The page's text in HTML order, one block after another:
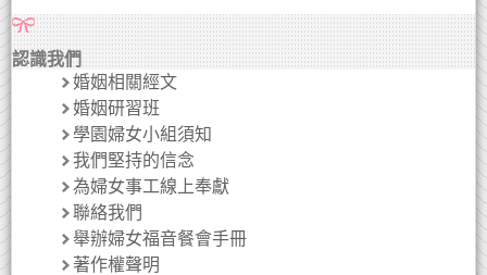
認識我們
婚姻相關經文
婚姻研習班
學園婦女小組須知
我們堅持的信念
為婦女事工線上奉獻
聯絡我們
舉辦婦女福音餐會手冊
著作權聲明